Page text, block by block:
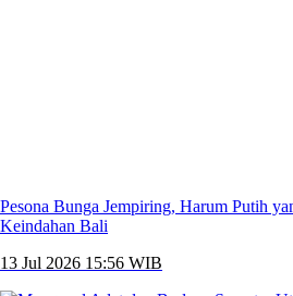
Pesona Bunga Jempiring, Harum Putih
Keindahan Bali
13 Jul 2026 15:56 WIB